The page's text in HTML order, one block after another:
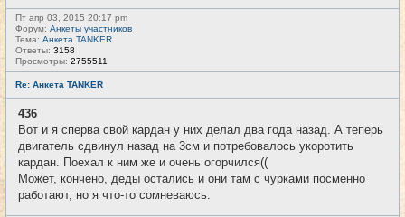
Пт апр 03, 2015 20:17 pm
Форум: Анкеты участников
Тема: Анкета TANKER
Ответы: 3158
Просмотры: 2755511
Re: Анкета TANKER
436
Вот и я сперва свой кардан у них делал два года назад. А теперь
двигатель сдвинул назад на 3см и потребовалось укоротить
кардан. Поехал к ним же и очень огорчился((
Может, кончено, деды остались и они там с чурками посменно
работают, но я что-то сомневаюсь.